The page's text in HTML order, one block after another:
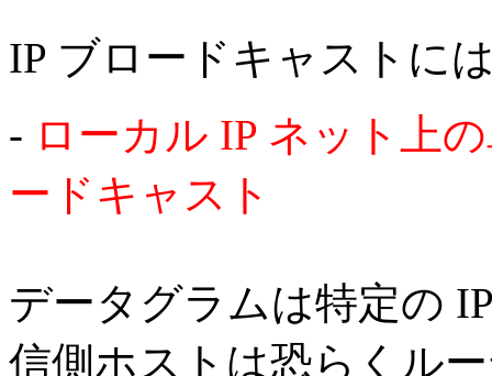
IP ブロードキャストに
- ローカル IP ネット上
ードキャスト
データグラムは特定の
信側ホストは恐らくル